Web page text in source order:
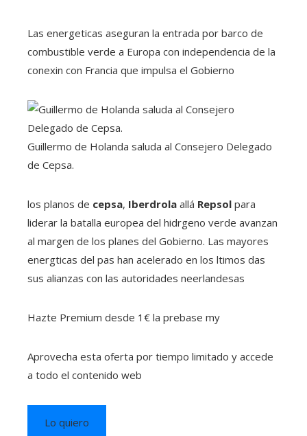
Las energeticas aseguran la entrada por barco de
combustible verde a Europa con independencia de la
conexin con Francia que impulsa el Gobierno
Guillermo de Holanda saluda al Consejero Delegado
de Cepsa.
los planos de cepsa, Iberdrola allá Repsol para
liderar la batalla europea del hidrgeno verde avanzan
al margen de los planes del Gobierno. Las mayores
energticas del pas han acelerado en los ltimos das
sus alianzas con las autoridades neerlandesas
Hazte Premium desde 1€ la prebase my
Aprovecha esta oferta por tiempo limitado y accede
a todo el contenido web
Lo quiero